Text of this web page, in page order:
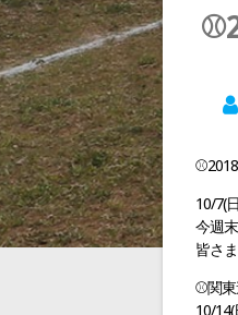
10/7(
今週
皆さ
⚾関
10/
投
稿
ナ
ビ
ゲ